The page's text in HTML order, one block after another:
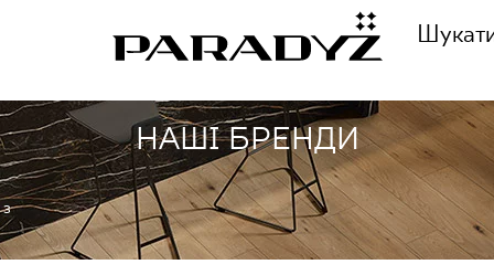
ЗАТЕЛЕФОНУЙТЕ НАМ
НАШІ БРЕНДИ